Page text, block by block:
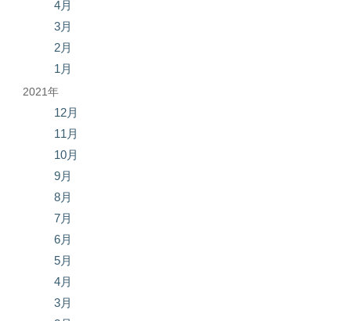
4月
3月
2月
1月
2021年
12月
11月
10月
9月
8月
7月
6月
5月
4月
3月